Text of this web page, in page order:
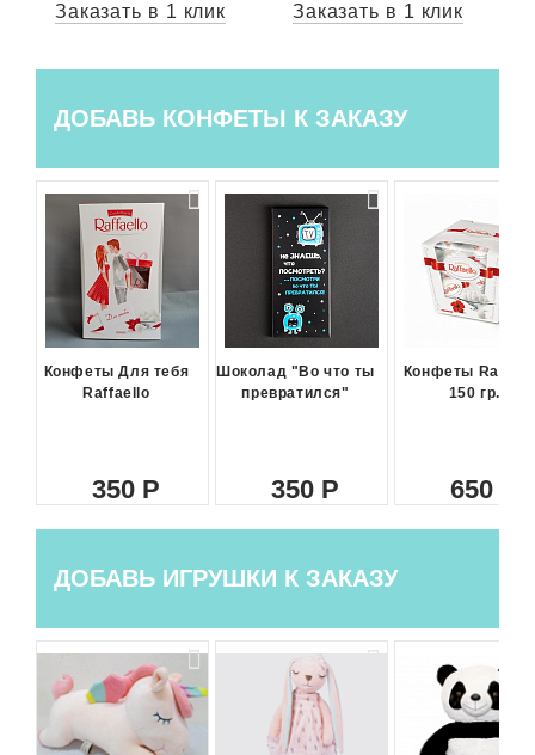
Заказать в 1 клик Заказать в 1 клик
ДОБАВЬ КОНФЕТЫ К ЗАКАЗУ
Конфеты Для тебя
Raffaello
350
Шоколад "Во что ты
превратился"
350
Конфеты
150 гр.
650
ДОБАВЬ ИГРУШКИ К ЗАКАЗУ